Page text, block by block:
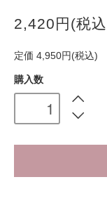
2,420円(税
定価 4,950円(税込)
購入数